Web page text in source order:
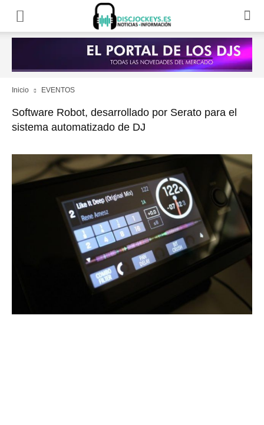
Inicio EVENTOS
Software Robot, desarrollado por Serato para el
sistema automatizado de DJ